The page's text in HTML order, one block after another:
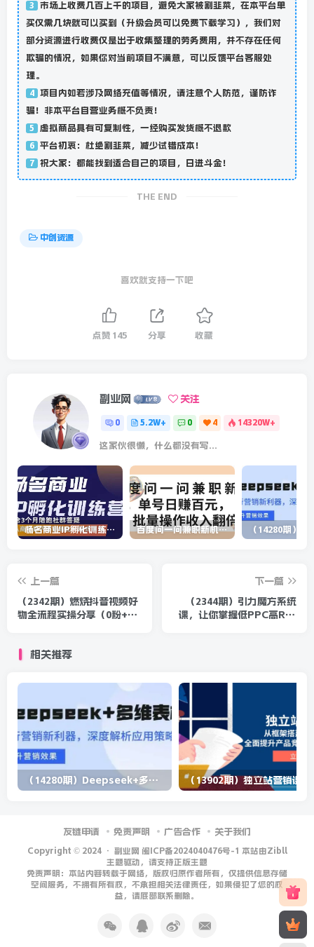
3
市场上收费几百上千的项目，避免大家被割韭菜，在本平台单
买仅需几块就可以买到（升级会员可以免费下载学习），我们对
部分资源进行收费仅是出于收集整理的劳务费用，并不存在任何
欺骗的情况，如果你对当前项目不满意，可以反馈平台客服处
理。
4
项目内如若涉及网络充值等情况，请注意个人防范，谨防诈
骗！非本平台自营业务概不负责！
5 虚拟商品具有可复制性，一经购买发货概不退款
6 平台初衷：杜绝割韭菜，减少试错成本！
7 祝大家：都能找到适合自己的项目，日进斗金！
THE END
中创资源
喜欢就支持一下吧
点赞 145 分享 收藏
副业网 关注
0 5.2W+ 0 4 14320W+
这家伙很懒，什么都没有写...
杨名商业IP孵化训练营，从商业到内容到转化一站式学 价值5980元 百度问一问兼职新机遇，单号日赚百元，批量操作收入翻倍
上一篇
（2342期）燃烧抖音视频好
物全流程实操分享（0粉+中
下一篇
（2344期）引力魔方系统
课，让你掌握低PPC高ROI
相关推荐
（14280期）Deepseek+多维表格，银行营销新利器，深度解析应用策略，提升营销效果
友链申请 免责声明 广告合作 关于我们
Copyright © 2024 · 副业网 闽ICP备2024040476号-1 本站由Zibll
主题驱动，请支持正版主题
免责声明：本站内容转载于网络，版权归原作者所有，仅提供信息存储
空间服务，不拥有所有权，不承担相关法律责任，如果侵犯了您的权
益，请底部联系删除。